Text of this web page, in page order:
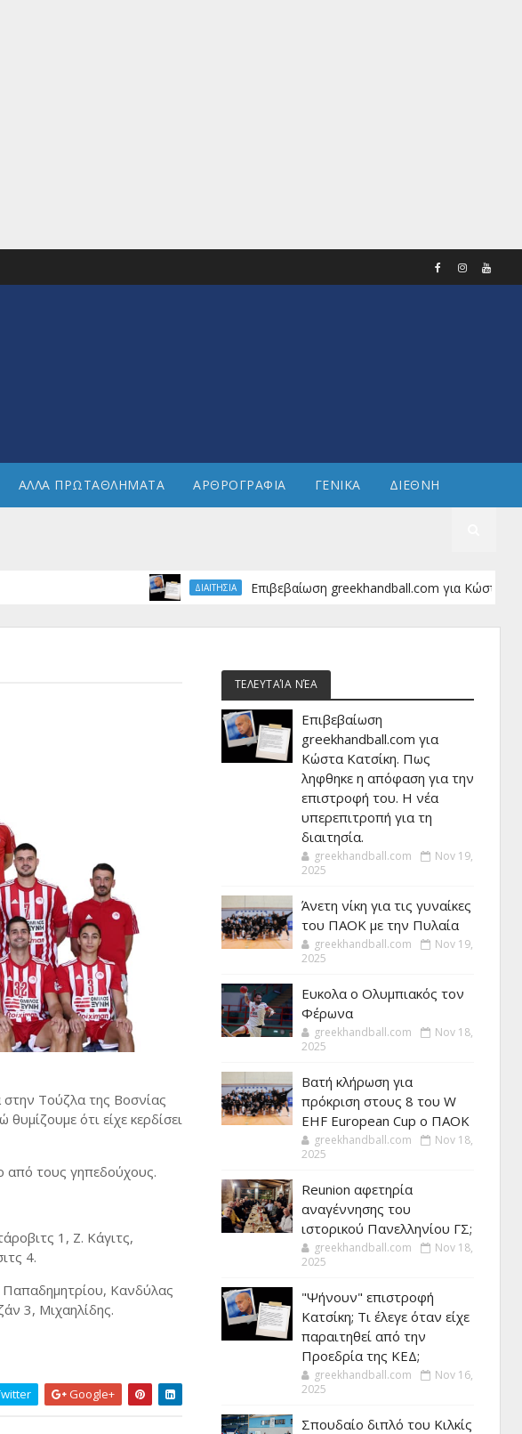
ΑΛΛΑ ΠΡΩΤΑΘΛΗΜΑΤΑ ΑΡΘΡΟΓΡΑΦΙΑ ΓΕΝΙΚΑ ΔΙΕΘΝΗ
ΔΙΑΙΤΗΣΙΑ Επιβεβαίωση greekhandball.com για Κώστα Κατσίκη.
Τούζλα της Βοσνίας
ότι είχε κερδίσει
από τους γηπεδούχους.
1, Ζ. Κάγιτς,
4.
Κανδύλας
3, Μιχαηλίδης.
Google+
ΤΕΛΕΥΤΑΊΑ ΝΈΑ
Επιβεβαίωση
greekhandball.com για
Κώστα Κατσίκη. Πως
ληφθηκε η απόφαση για την
επιστροφή του. Η νέα
υπερεπιτροπή για τη
διαιτησία.
greekhandball.com
Nov 19,
2025
Άνετη νίκη για τις γυναίκες
του ΠΑΟΚ με την Πυλαία
greekhandball.com
Nov 19,
2025
Ευκολα ο Ολυμπιακός τον
Φέρωνα
greekhandball.com
Nov 18,
2025
Βατή κλήρωση για
πρόκριση στους 8 του W
EHF European Cup ο ΠΑΟΚ
greekhandball.com
Nov 18,
2025
Reunion αφετηρία
αναγέννησης του
ιστορικού Πανελληνίου ΓΣ;
greekhandball.com
Nov 18,
2025
"Ψήνουν" επιστροφή
Κατσίκη; Τι έλεγε όταν είχε
παραιτηθεί από την
Προεδρία της ΚΕΔ;
greekhandball.com
Nov 16,
2025
Σπουδαίο διπλό του Κιλκίς